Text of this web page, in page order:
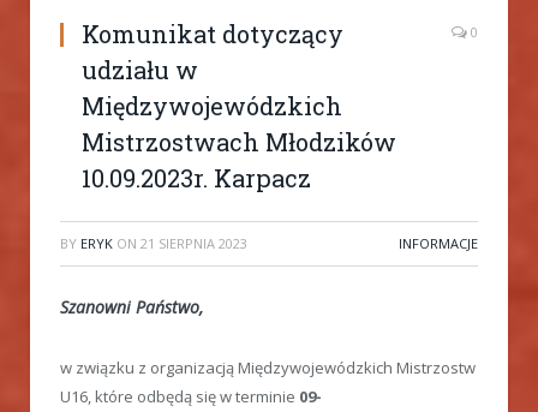
Komunikat dotyczący
udziału w
Międzywojewódzkich
Mistrzostwach Młodzików
10.09.2023r. Karpacz
0
BY ERYK ON 21 SIERPNIA 2023 INFORMACJE
Szanowni Państwo,
w związku z organizacją Międzywojewódzkich Mistrzostw
U16, które odbędą się w terminie 09-